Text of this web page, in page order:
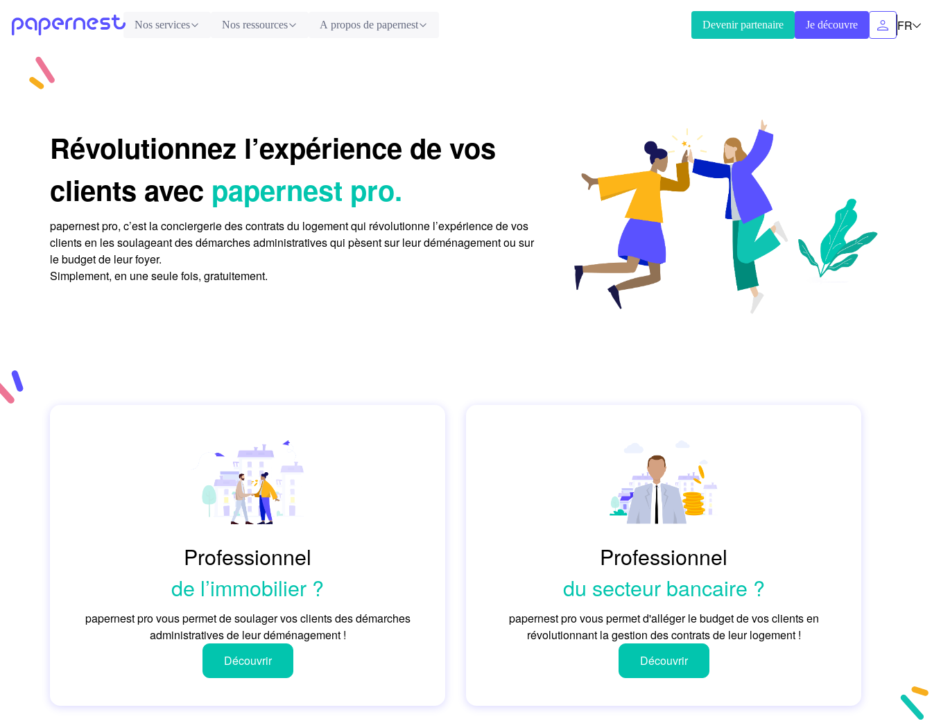
Nos services Nos ressources A propos de papernest Devenir partenaire Je découvre FR
Révolutionnez l’expérience de vos
clients avec papernest pro.
papernest pro, c’est la conciergerie descontrats du logementqui révolutionne l’expérience de vos
clients en les soulageant des démarches administratives qui pèsent sur leur déménagement ou sur
le budget de leur foyer.
Simplement, en une seule fois, gratuitement.
Professionnel
de l’immobilier ?
papernest pro vous permet de soulager vos clients des démarches
administratives de leur déménagement !
Découvrir
Professionnel
du secteur bancaire ?
papernest pro vous permet d'alléger le budget de vos clients en
révolutionnant la gestion des contrats de leur logement !
Découvrir